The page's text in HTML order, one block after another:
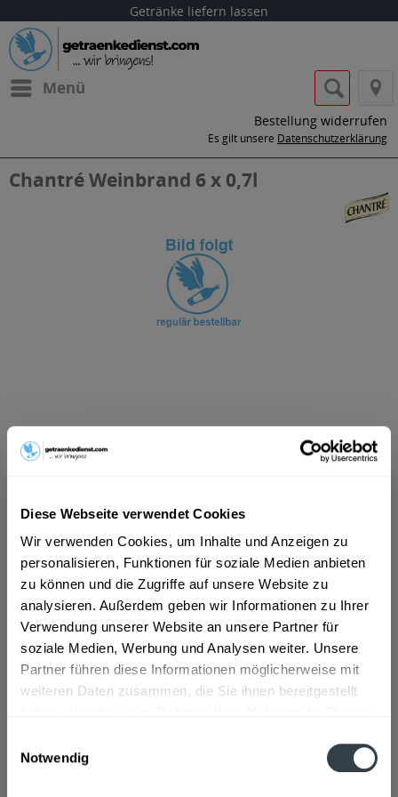
Diese Webseite verwendet Cookies
Wir verwenden Cookies, um Inhalte und Anzeigen zu
personalisieren, Funktionen für soziale Medien anbieten
zu können und die Zugriffe auf unsere Website zu
analysieren. Außerdem geben wir Informationen zu Ihrer
Verwendung unserer Website an unsere Partner für
soziale Medien, Werbung und Analysen weiter. Unsere
Partner führen diese Informationen möglicherweise mit
weiteren Daten zusammen, die Sie ihnen bereitgestellt
Notwendig
Getränke liefern lassen
Menü
Bestellung widerrufen
Es gilt unsere Datenschutzerklärung
Chantré Weinbrand 6 x 0,7l
ab 54,36 € *
Vorrätig
In den Warenkorb
Artikel-Nr.:
23877
Verfügbar in:
Beschreibung
mehr
Flaschengröße: